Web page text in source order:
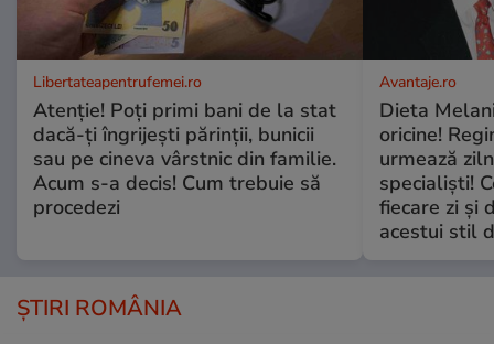
Libertateapentrufemei.ro
Atenție! Poți primi bani de la stat
dacă-ți îngrijești părinții, bunicii
sau pe cineva vârstnic din familie.
Acum s-a decis! Cum trebuie să
procedezi
Avantaje.ro
Dieta
oricine!
urmează
specialiști!
fiecare zi și
acestui stil
ȘTIRI ROMÂNIA